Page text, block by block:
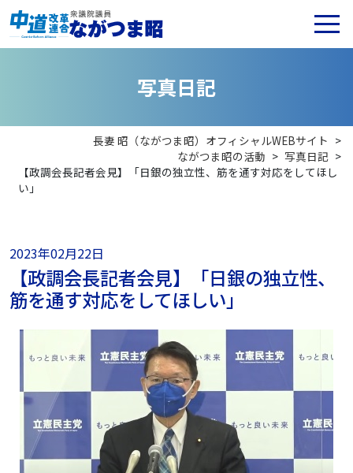
写真日記
長妻 昭（ながつま昭）オフィシャルWEBサイト >
ながつま昭の活動 > 写真日記 >
【政調会長記者会見】「日銀の独立性、筋を通す対応をしてほし
い」
2023年02月22日
【政調会長記者会見】「日銀の独立性、
筋を通す対応をしてほしい」